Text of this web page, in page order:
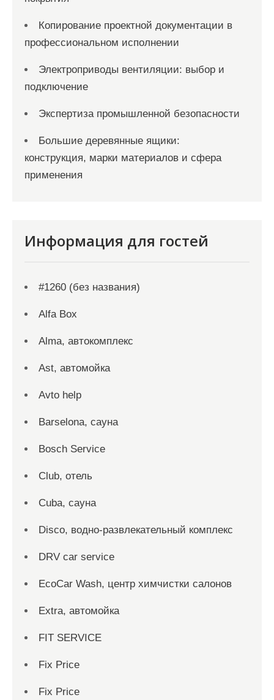
Копирование проектной документации в
профессиональном исполнении
Электроприводы вентиляции: выбор и
подключение
Экспертиза промышленной безопасности
Большие деревянные ящики:
конструкция, марки материалов и сфера
применения
Информация для гостей
#1260 (без названия)
Alfa Box
Alma, автокомплекс
Ast, автомойка
Avto help
Barselona, сауна
Bosch Service
Club, отель
Cuba, сауна
Disco, водно-развлекательный комплекс
DRV car service
EcoCar Wash, центр химчистки салонов
Extra, автомойка
FIT SERVICE
Fix Price
Fix Price